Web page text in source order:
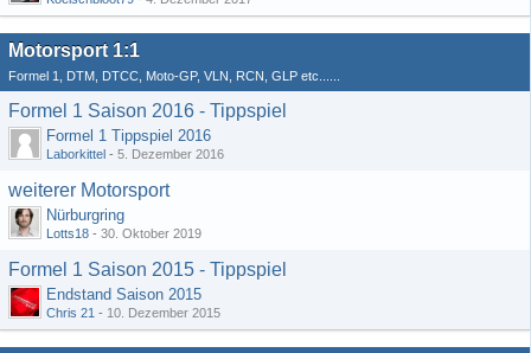
Motorsport 1:1
Formel 1, DTM, DTCC, Moto-GP, VLN, RCN, GLP etc......
Formel 1 Saison 2016 - Tippspiel
Formel 1 Tippspiel 2016
Laborkittel - 5. Dezember 2016
weiterer Motorsport
Nürburgring
Lotts18 - 30. Oktober 2019
Formel 1 Saison 2015 - Tippspiel
Endstand Saison 2015
Chris 21 - 10. Dezember 2015